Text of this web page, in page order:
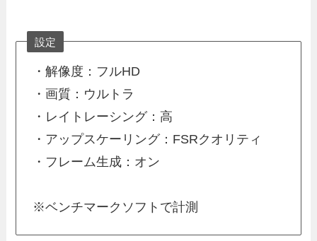
設定
・解像度：フルHD
・画質：ウルトラ
・レイトレーシング：高
・アップスケーリング：FSRクオリティ
・フレーム生成：オン
※ベンチマークソフトで計測